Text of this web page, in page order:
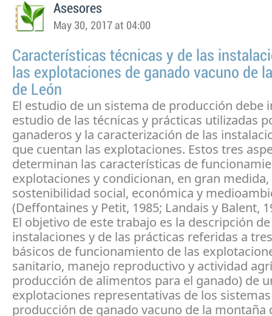
Asesores
May 30, 2017 at 04:00
Características técnicas y de las
las explotaciones de ganado vacuno de
de León
El estudio de un sistema de producción debe
estudio de las técnicas y prácticas utilizadas
ganaderos y la caracterización de las
que cuentan las explotaciones. Estos tres
determinan las características de
explotaciones y condicionan, en gran medida,
sostenibilidad social, económica y
(Deffontaines y Petit, 1985; Landais y Balent,
El objetivo de este trabajo es la descripción
instalaciones y de las prácticas referidas a
básicos de funcionamiento de las
sanitario, manejo reproductivo y actividad
producción de alimentos para el ganado) de
explotaciones representativas de los
producción de ganado vacuno de la montaña